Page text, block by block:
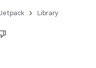
Library